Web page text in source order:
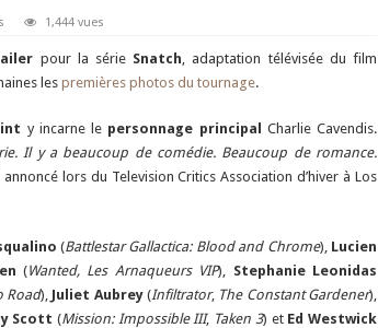
1,444 vues
pour la série Snatch, adaptation télévisée du film
les premières photos du tournage.
y incarne le personnage principal Charlie Cavendis.
Il y a beaucoup de comédie. Beaucoup de romance.
lors du Television Critics Association d’hiver à Los
(Battlestar Gallactica: Blood and Chrome), Lucien
(Wanted, Les Arnaqueurs VIP), Stephanie Leonidas
Road), Juliet Aubrey(Infiltrator, The Constant Gardener),
Scott(Mission: Impossible III, Taken 3) et Ed Westwick